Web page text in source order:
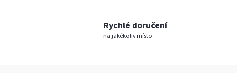
Rychlé doručení
na jakékoliv místo